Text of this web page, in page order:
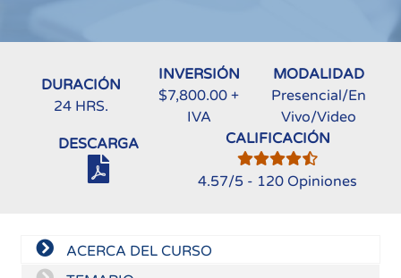
DURACIÓN
24 HRS.
INVERSIÓN
$7,800.00 +
IVA
MODALIDAD
Presencial/En
Vivo/Video
DESCARGA
CALIFICACIÓN
4.57/5 - 120 Opiniones
ACERCA DEL CURSO